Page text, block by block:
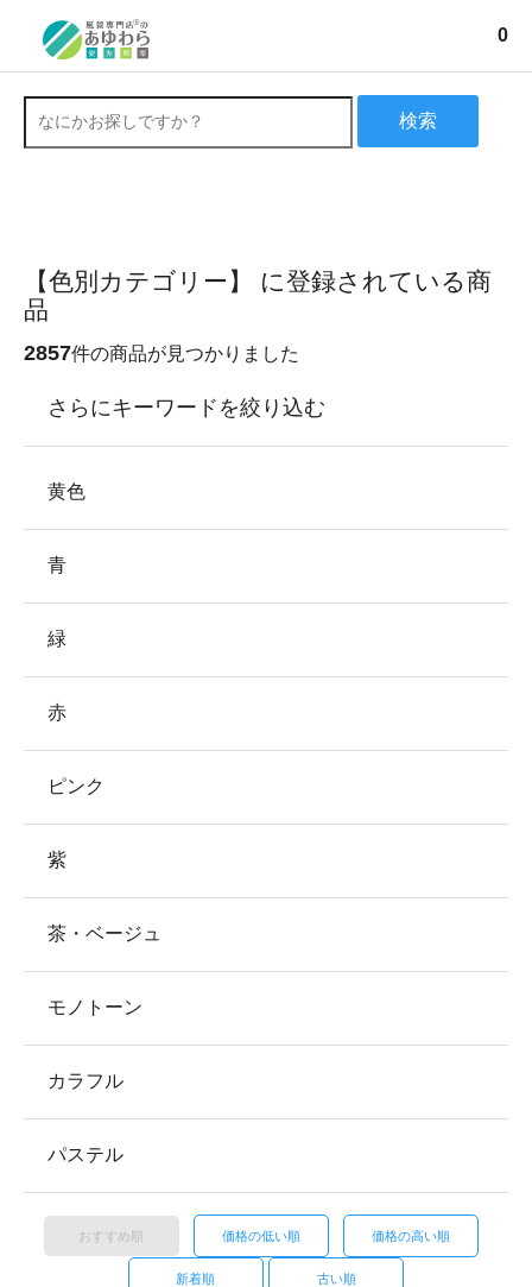
0
検索
【色別カテゴリー】 に登録されている商
品
2857件の商品が見つかりました
さらにキーワードを絞り込む
黄色
青
緑
赤
ピンク
紫
茶・ベージュ
モノトーン
カラフル
パステル
おすすめ順 価格の低い順 価格の高い順
新着順 古い順